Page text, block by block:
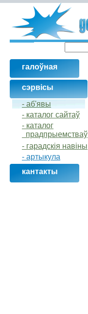
галоўная
сэрвісы
- аб'явы
- каталог сайтаў
- кaталог
прадпрыемстваў
- гарадскія навіны
- артыкула
кантакты